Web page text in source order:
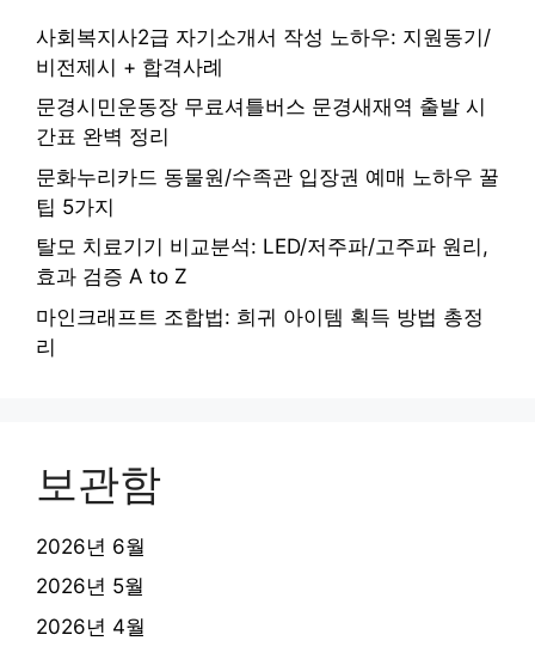
사회복지사2급 자기소개서 작성 노하우: 지원동기/
비전제시 + 합격사례
문경시민운동장 무료셔틀버스 문경새재역 출발 시
간표 완벽 정리
문화누리카드 동물원/수족관 입장권 예매 노하우 꿀
팁 5가지
탈모 치료기기 비교분석: LED/저주파/고주파 원리,
효과 검증 A to Z
마인크래프트 조합법: 희귀 아이템 획득 방법 총정
리
보관함
2026년 6월
2026년 5월
2026년 4월